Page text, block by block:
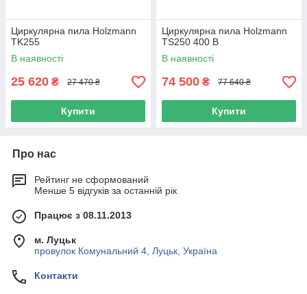
Циркулярна пила Holzmann
TK255
В наявності
25 620 ₴ 27 470 ₴
Купити
Циркулярна пила Holzmann
TS250 400 В
В наявності
74 500 ₴ 77 640 ₴
Купити
Про нас
Рейтинг не сформований
Менше 5 відгуків за останній рік
Працює з 08.11.2013
м. Луцьк
провулок Комунальний 4, Луцьк, Україна
Контакти